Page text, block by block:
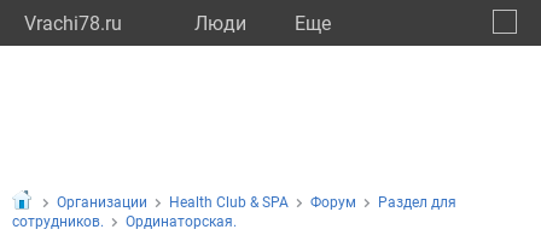
Vrachi78.ru Люди Eще
Организации Health Club & SPA Форум
Раздел для
сотрудников.
Ординаторская.